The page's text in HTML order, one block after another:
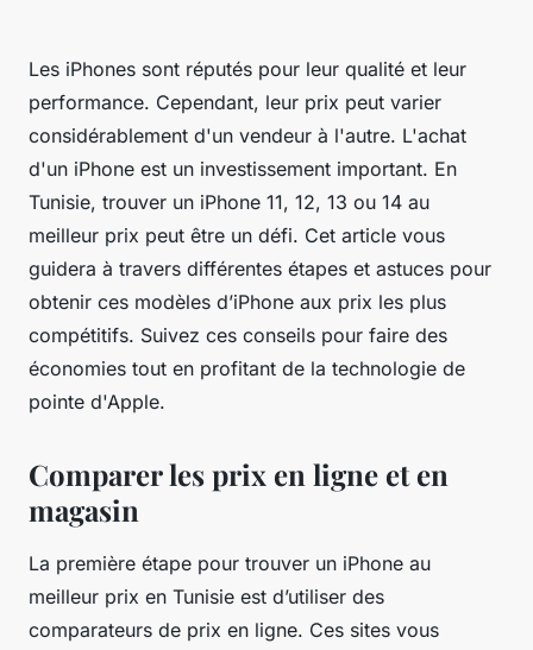
Les iPhones sont réputés pour leur qualité et leur
performance. Cependant, leur prix peut varier
considérablement d'un vendeur à l'autre. L'achat
d'un iPhone est un investissement important. En
Tunisie, trouver un iPhone 11, 12, 13 ou 14 au
meilleur prix peut être un défi. Cet article vous
guidera à travers différentes étapes et astuces pour
obtenir ces modèles d’iPhone aux prix les plus
compétitifs. Suivez ces conseils pour faire des
économies tout en profitant de la technologie de
pointe d'Apple.
Comparer les prix en ligne et en
magasin
La première étape pour trouver un iPhone au
meilleur prix en Tunisie est d’utiliser des
comparateurs de prix en ligne. Ces sites vous